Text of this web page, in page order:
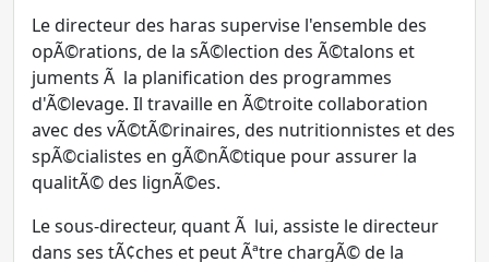
Le directeur des haras supervise l'ensemble des
opÃ©rations, de la sÃ©lection des Ã©talons et
juments Ã la planification des programmes
d'Ã©levage. Il travaille en Ã©troite collaboration
avec des vÃ©tÃ©rinaires, des nutritionnistes et des
spÃ©cialistes en gÃ©nÃ©tique pour assurer la
qualitÃ© des lignÃ©es.
Le sous-directeur, quant Ã lui, assiste le directeur
dans ses tÃ¢ches et peut Ãªtre chargÃ© de la